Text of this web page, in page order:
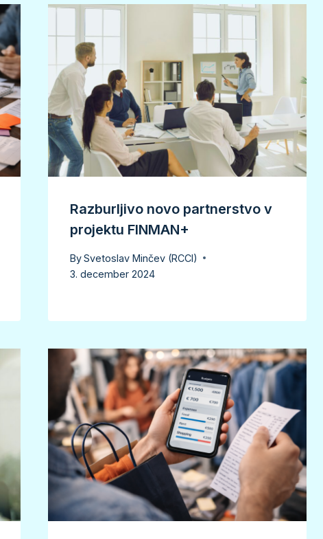
Razburljivo novo partnerstvo v
projektu FINMAN+
BySvetoslav Minčev (RCCI)
3. december 2024